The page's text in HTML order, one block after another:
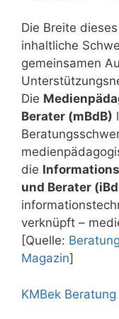
Die Breite
inhaltliche
gemeinsamen
Die
Berater (mBdB)
die
und Berater
verknüpft –
[Quelle:
Magazin]
KMBek